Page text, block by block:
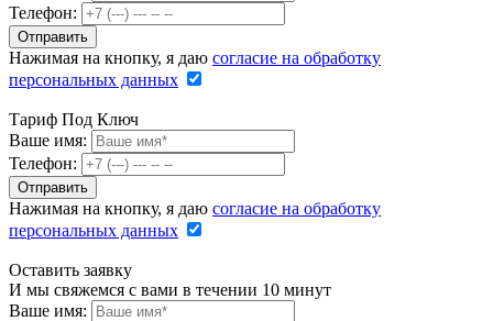
Телефон:
Нажимая на кнопку, я даю согласие на обработку
персональных данных
Тариф Под Ключ
Ваше имя:
Телефон:
Нажимая на кнопку, я даю согласие на обработку
персональных данных
Оставить заявку
И мы свяжемся с вами в течении 10 минут
Ваше имя: